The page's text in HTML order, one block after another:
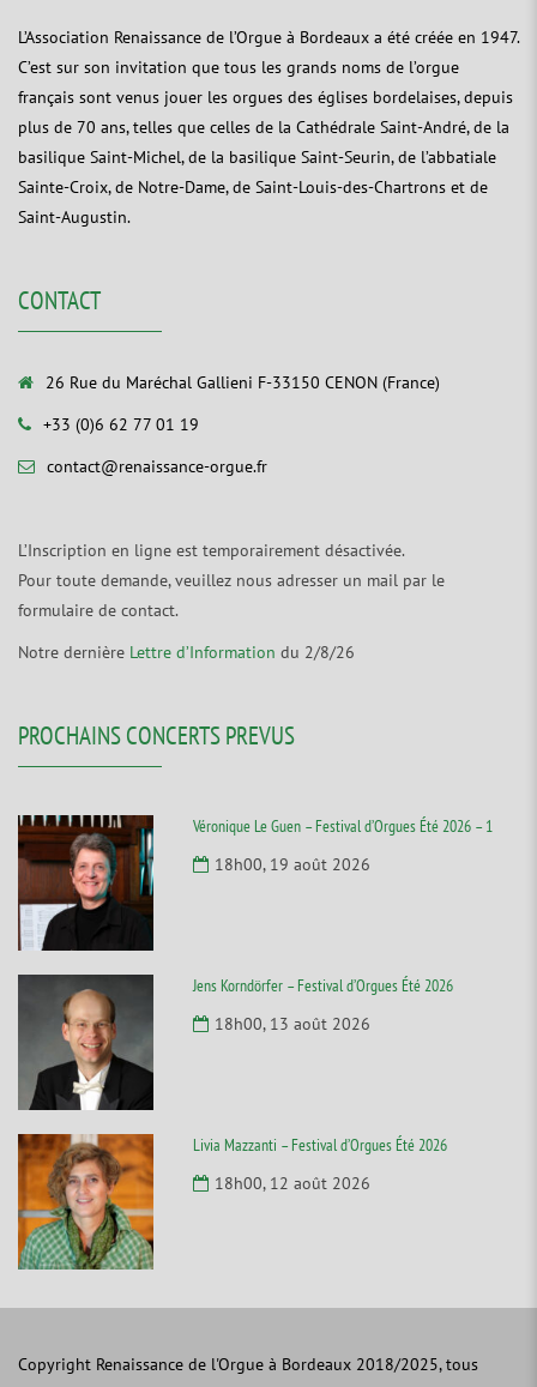
L’Association Renaissance de l’Orgue à Bordeaux a été créée en 1947.
C’est sur son invitation que tous les grands noms de l’orgue
français sont venus jouer les orgues des églises bordelaises, depuis
plus de 70 ans, telles que celles de la Cathédrale Saint-André, de la
basilique Saint-Michel, de la basilique Saint-Seurin, de l’abbatiale
Sainte-Croix, de Notre-Dame, de Saint-Louis-des-Chartrons et de
Saint-Augustin.
CONTACT
26 Rue du Maréchal Gallieni F-33150 CENON (France)
+33 (0)6 62 77 01 19
contact@renaissance-orgue.fr
L’Inscription en ligne est temporairement désactivée.
Pour toute demande, veuillez nous adresser un mail par le
formulaire de contact.
Notre dernière Lettre d’Information du 2/8/26
PROCHAINS CONCERTS PREVUS
Véronique Le Guen – Festival d’Orgues Été 2026 – 1
18h00, 19 août 2026
Jens Korndörfer – Festival d’Orgues Été 2026
18h00, 13 août 2026
Livia Mazzanti – Festival d’Orgues Été 2026
18h00, 12 août 2026
Copyright Renaissance de l'Orgue à Bordeaux 2018/2025, tous